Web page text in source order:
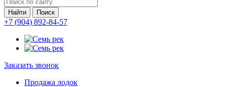
Найти
+7 (904) 892-84-57
Заказать звонок
Продажа лодок